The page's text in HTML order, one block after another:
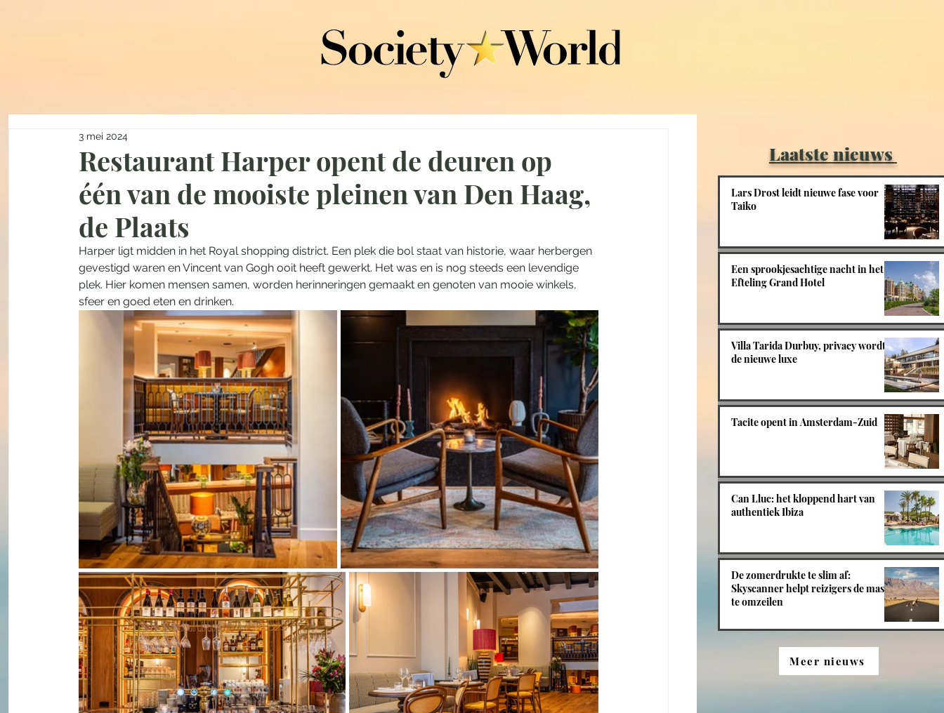
Restaurant Harper opent de deuren op
één van de mooiste pleinen van Den Haag,
de Plaats
3 mei 2024
Harper ligt midden in het Royal shopping district. Een plek die bol staat van historie, waar herbergen
gevestigd waren en Vincent van Gogh ooit heeft gewerkt. Het was en is nog steeds een levendige
plek. Hier komen mensen samen, worden herinneringen gemaakt en genoten van mooie winkels,
sfeer en goed eten en drinken.
Laatste nieuws
Lars Drost leidt nieuwe fase voor
Taiko
Een sprookjesachtige nacht in het
Efteling Grand Hotel
Villa Tarida Durbuy, privacy wordt
de nieuwe luxe
Tacite opent in Amsterdam-Zuid
Can Lluc: het kloppend hart van
authentiek Ibiza
De zomerdrukte te slim af:
Skyscanner helpt reizigers de massa
te omzeilen
Meer nieuws